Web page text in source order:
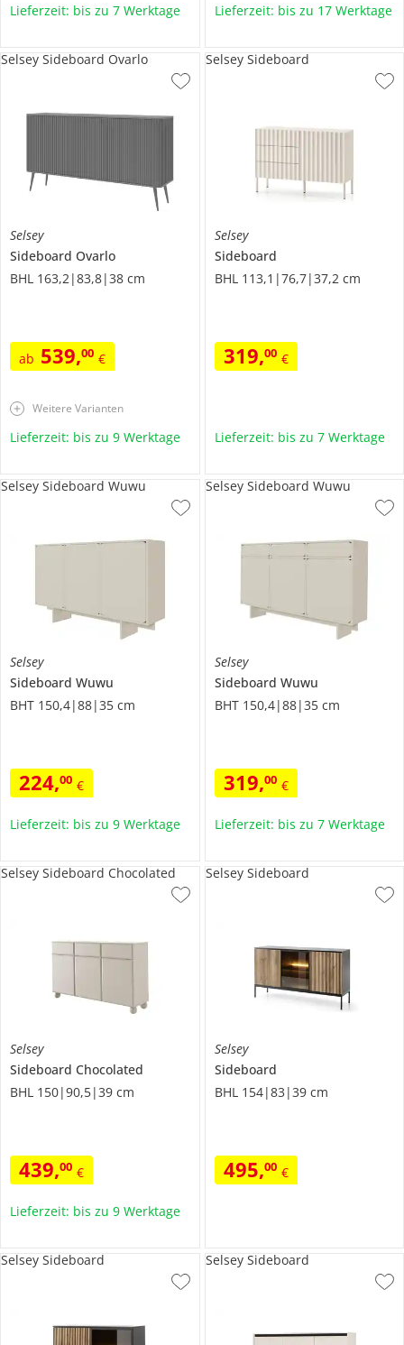
Lieferzeit: bis zu 7 Werktage Lieferzeit: bis zu 17 Werktage
Selsey
Sideboard Ovarlo
BHL 163,2|83,8|38 cm
ab 539,00 €
Selsey Sideboard Ovarlo
Weitere Varianten
Lieferzeit: bis zu 9 Werktage
Selsey
Sideboard
BHL 113,1|76,7|37,2 cm
319,00 €
Selsey Sideboard
Lieferzeit: bis zu 7 Werktage
Selsey
Sideboard Wuwu
BHT 150,4|88|35 cm
224,00 €
Selsey Sideboard Wuwu
Lieferzeit: bis zu 9 Werktage
Selsey
Sideboard Wuwu
BHT 150,4|88|35 cm
319,00 €
Selsey Sideboard Wuwu
Lieferzeit: bis zu 7 Werktage
Selsey
Sideboard Chocolated
BHL 150|90,5|39 cm
439,00 €
Selsey Sideboard Chocolated
Lieferzeit: bis zu 9 Werktage
Selsey
Sideboard
BHL 154|83|39 cm
495,00 €
Selsey Sideboard
Selsey Sideboard Selsey Sideboard